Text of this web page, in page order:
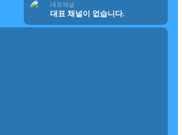
대표채널
대표 채널이 없습니다.